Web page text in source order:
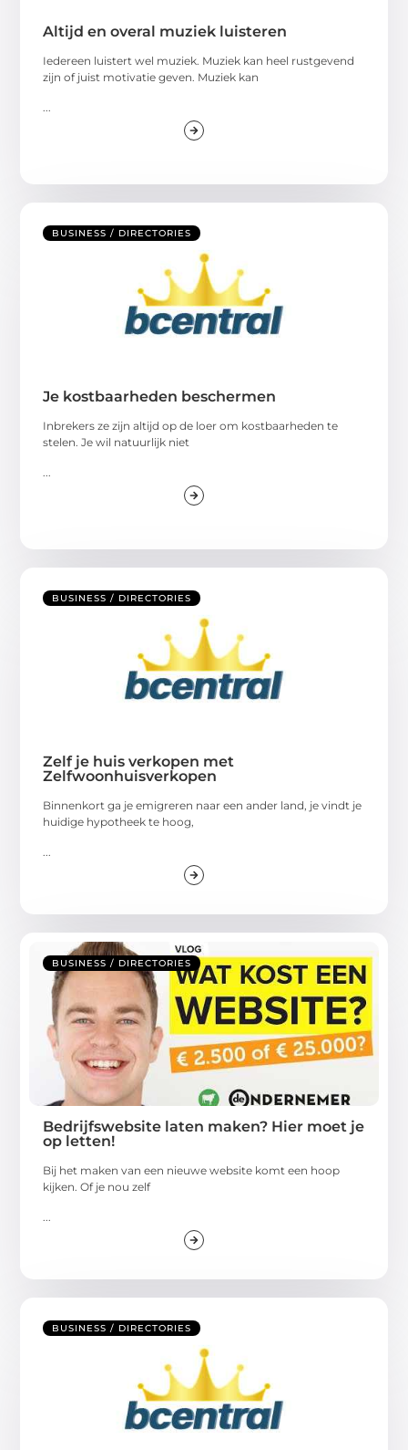
Altijd en overal muziek luisteren
Iedereen luistert wel muziek. Muziek kan heel rustgevend
zijn of juist motivatie geven. Muziek kan
BUSINESS / DIRECTORIES
Je kostbaarheden beschermen
Inbrekers ze zijn altijd op de loer om kostbaarheden te
stelen. Je wil natuurlijk niet
BUSINESS / DIRECTORIES
Zelf je huis verkopen met
Zelfwoonhuisverkopen
Binnenkort ga je emigreren naar een ander land, je vindt je
huidige hypotheek te hoog,
BUSINESS / DIRECTORIES
Bedrijfswebsite laten maken? Hier moet je
op letten!
Bij het maken van een nieuwe website komt een hoop
kijken. Of je nou zelf
BUSINESS / DIRECTORIES